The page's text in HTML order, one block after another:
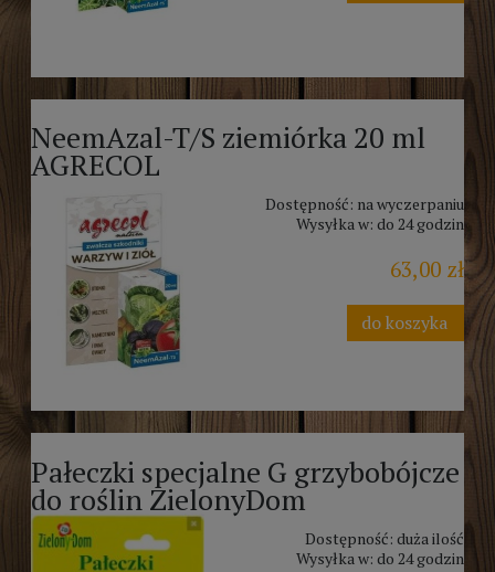
NeemAzal-T/S ziemiórka 20 ml
AGRECOL
Dostępność: na wyczerpaniu
Wysyłka w: do 24 godzin
63,00 zł
do koszyka
Pałeczki specjalne G grzybobójcze
do roślin ZielonyDom
Dostępność: duża ilość
Wysyłka w: do 24 godzin